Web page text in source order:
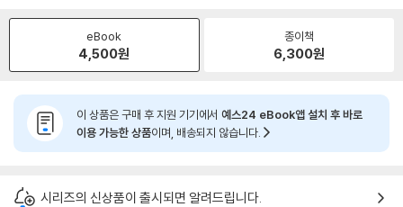
eBook
4,500원
종이책
6,300원
이 상품은 구매 후 지원 기기에서 예스24 eBook앱 설치 후 바로
이용 가능한 상품이며, 배송되지 않습니다.
시리즈의 신상품이 출시되면 알려드립니다.